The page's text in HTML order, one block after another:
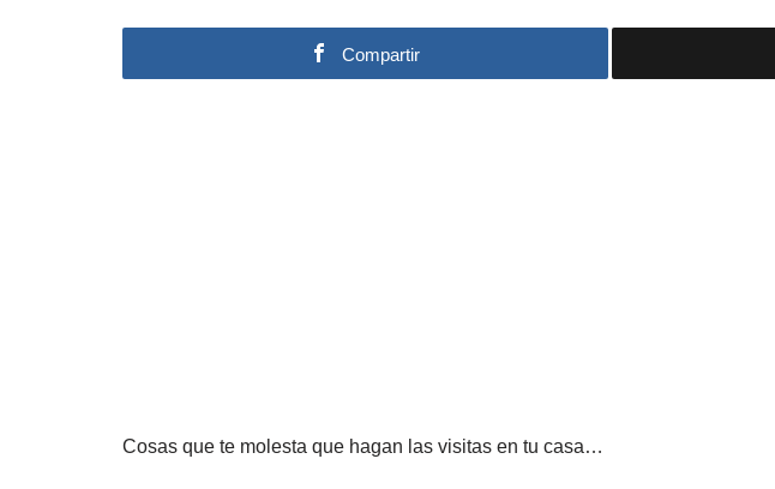
Compartir
Cosas que te molesta que hagan las visitas en tu casa…